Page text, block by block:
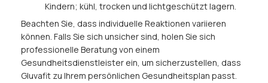
Kindern; kühl, trocken und lichtgeschützt lagern.
Beachten Sie, dass individuelle Reaktionen variieren
können. Falls Sie sich unsicher sind, holen Sie sich
professionelle Beratung von einem
Gesundheitsdienstleister ein, um sicherzustellen, dass
Gluvafit zu Ihrem persönlichen Gesundheitsplan passt.